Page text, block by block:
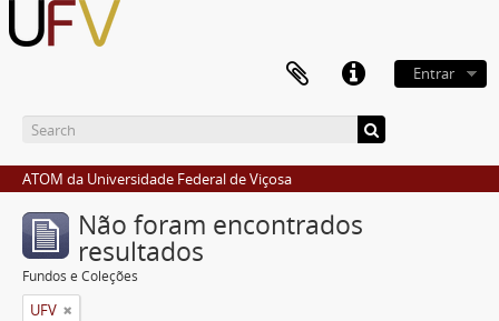
Entrar
ATOM da Universidade Federal de Viçosa
Não foram encontrados
resultados
Fundos e Coleções
UFV